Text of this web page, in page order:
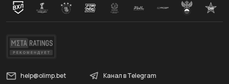
help@olimp.bet Канал в Telegram